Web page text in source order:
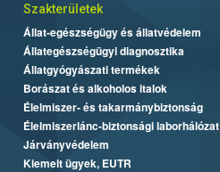
Szakterületek
Állat-egészségügy és állatvédelem
Állategészségügyi diagnosztika
Állatgyógyászati termékek
Borászat és alkoholos italok
Élelmiszer- és takarmánybiztonság
Élelmiszerlánc-biztonsági laborhálózat
Járványvédelem
Kiemelt ügyek, EUTR